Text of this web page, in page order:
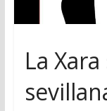
La